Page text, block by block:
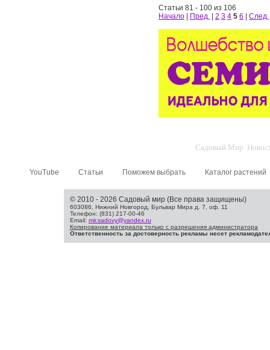
Статьи 81 - 100 из 106
Начало
Пред. 2 3 4 5 6 След.
Садовый Мир.
YouTube Статьи Поможем выбрать Каталог растений
© 2010 - 2026 Садовый мир (Все права защищены)
603086, Нижний Новгород, Бульвар Мира д. 7, оф. 11
Телефон: (831) 217-00-46
Email: mir.sadovy@yandex.ru
Копирование материала только с разрешения администратора
Ответственность за достоверность рекламы несет